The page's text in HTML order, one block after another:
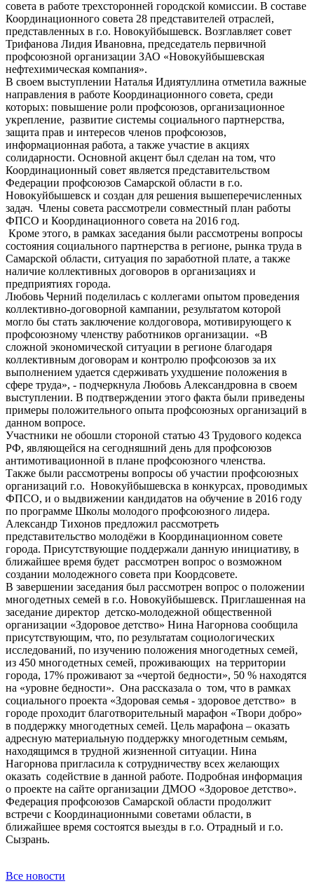
совета в работе трехсторонней городской комиссии. В составе
Координационного совета 28 представителей отраслей,
представленных в г.о. Новокуйбышевск. Возглавляет совет
Трифанова Лидия Ивановна, председатель первичной
профсоюзной организации ЗАО «Новокуйбышевская
нефтехимическая компания».
В своем выступлении Наталья Идиятуллина отметила важные
направления в работе Координационного совета, среди
которых: повышение роли профсоюзов, организационное
укрепление, развитие системы социального партнерства,
защита прав и интересов членов профсоюзов,
информационная работа, а также участие в акциях
солидарности. Основной акцент был сделан на том, что
Координационный совет является представительством
Федерации профсоюзов Самарской области в г.о.
Новокуйбышевск и создан для решения вышеперечисленных
задач. Члены совета рассмотрели совместный план работы
ФПСО и Координационного совета на 2016 год.
Кроме этого, в рамках заседания были рассмотрены вопросы
состояния социального партнерства в регионе, рынка труда в
Самарской области, ситуация по заработной плате, а также
наличие коллективных договоров в организациях и
предприятиях города.
Любовь Черний поделилась с коллегами опытом проведения
коллективно-договорной кампании, результатом которой
могло бы стать заключение колдоговора, мотивирующего к
профсоюзному членству работников организации. «В
сложной экономической ситуации в регионе благодаря
коллективным договорам и контролю профсоюзов за их
выполнением удается сдерживать ухудшение положения в
сфере труда», - подчеркнула Любовь Александровна в своем
выступлении. В подтверждении этого факта были приведены
примеры положительного опыта профсоюзных организаций в
данном вопросе.
Участники не обошли стороной статью 43 Трудового кодекса
РФ, являющейся на сегодняшний день для профсоюзов
антимотивационной в плане профсоюзного членства.
Также были рассмотрены вопросы об участии профсоюзных
организаций г.о. Новокуйбышевска в конкурсах, проводимых
ФПСО, и о выдвижении кандидатов на обучение в 2016 году
по программе Школы молодого профсоюзного лидера.
Александр Тихонов предложил рассмотреть
представительство молодёжи в Координационном совете
города. Присутствующие поддержали данную инициативу, в
ближайшее время будет рассмотрен вопрос о возможном
создании молодежного совета при Коордсовете.
В завершении заседания был рассмотрен вопрос о положении
многодетных семей в г.о. Новокуйбышевск. Приглашенная на
заседание директор детско-молодежной общественной
организации «Здоровое детство» Нина Нагорнова сообщила
присутствующим, что, по результатам социологических
исследований, по изучению положения многодетных семей,
из 450 многодетных семей, проживающих на территории
города, 17% проживают за «чертой бедности», 50 % находятся
на «уровне бедности». Она рассказала о том, что в рамках
социального проекта «Здоровая семья - здоровое детство» в
городе проходит благотворительный марафон «Твори добро»
в поддержку многодетных семей. Цель марафона – оказать
адресную материальную поддержку многодетным семьям,
находящимся в трудной жизненной ситуации. Нина
Нагорнова пригласила к сотрудничеству всех желающих
оказать содействие в данной работе. Подробная информация
о проекте на сайте организации ДМОО «Здоровое детство».
Федерация профсоюзов Самарской области продолжит
встречи с Координационными советами области, в
ближайшее время состоятся выезды в г.о. Отрадный и г.о.
Сызрань.
Все новости